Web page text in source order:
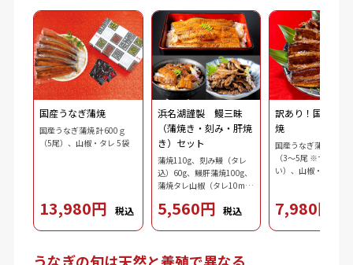
国産うなぎ蒲焼
国産うなぎ蒲焼 計600ｇ
（5尾）、山椒・タレ 5袋
13,980円 税込
浜名湖謹製 鰻三昧
（蒲焼き・刻み・肝焼
き）セット
蒲焼110g、刻み鰻（タレ
込）60g、鰻肝蒲焼100g、
蒲焼タレ山椒（タレ10ml
3.7g、ダシ10ml、わさび
5,560円 税込
訳あり！国産う
焼
国産うなぎ蒲焼 計
（3～5尾 ※サイズ不
い）、山椒・タレ 5袋
7,980円